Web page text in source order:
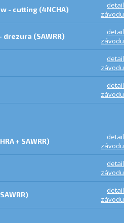
- cutting (4NCHA)
detail
závodu
drezura (SAWRR)
detail
závodu
detail
závodu
detail
závodu
+ SAWRR)
detail
závodu
detail
závodu
detail
závodu